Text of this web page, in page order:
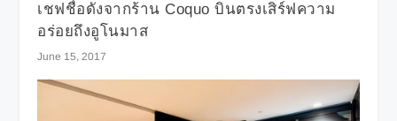
เชฟชื่อดังจากร้าน Coquo บินตรงเสิร์ฟความ
อร่อยถึงอูโนมาส
June 15, 2017